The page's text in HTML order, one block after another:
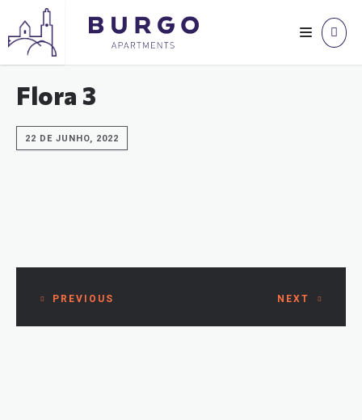
Flora 3
22 DE JUNHO, 2022
PREVIOUS NEXT